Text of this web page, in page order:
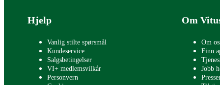
Bunntekst
Hjelp
Vanlig stilte spørsmål
Kundeservice
Salgsbetingelser
VI+ medlemsvilkår
Personvern
Om
Om
Finn
Jobb